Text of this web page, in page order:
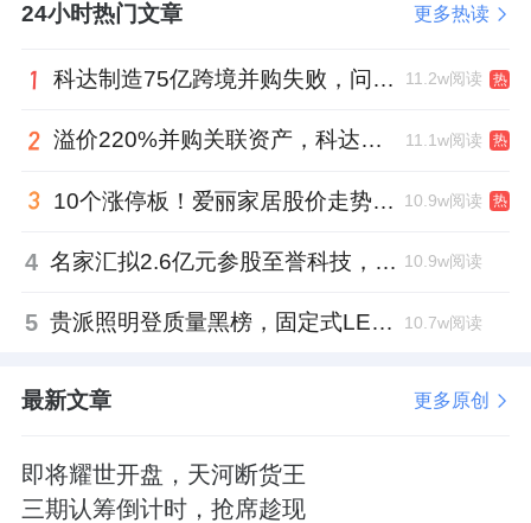
24小时热门文章 更多热读
科达制造75亿跨境并购失败，问题出在哪一关？ 11.2w阅读 热
溢价220%并购关联资产，科达制造近75亿元重组被否 11.1w阅读 热
10个涨停板！爱丽家居股价走势有点狂 10.9w阅读 热
4 名家汇拟2.6亿元参股至誉科技，跨界布局工业级固态存储 10.9w阅读
5 贵派照明登质量黑榜，固定式LED灯具抽检不合格 10.7w阅读
最新文章 更多原创
即将耀世开盘，天河断货王
三期认筹倒计时，抢席趁现